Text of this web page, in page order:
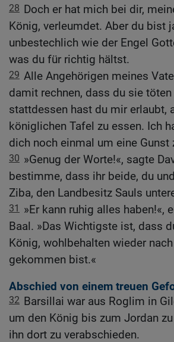
28 Doch er hat mich bei dir,
König, verleumdet. Aber du bist
unbestechlich wie der Engel
was du für richtig hältst.
29 Alle Angehörigen meines
damit rechnen, dass du sie
stattdessen hast du mir erlaubt,
königlichen Tafel zu essen. Ich
dich noch einmal um eine Gunst
30 »Genug der Worte!«, sagte
bestimme, dass ihr beide, du
Ziba, den Landbesitz Sauls
31 »Er kann ruhig alles haben!«,
Baal. »Das Wichtigste ist, dass
König, wohlbehalten wieder
gekommen bist.«
Abschied von einem treuen
32 Barsillai war aus Roglim in
um den König bis zum Jordan
ihn dort zu verabschieden.